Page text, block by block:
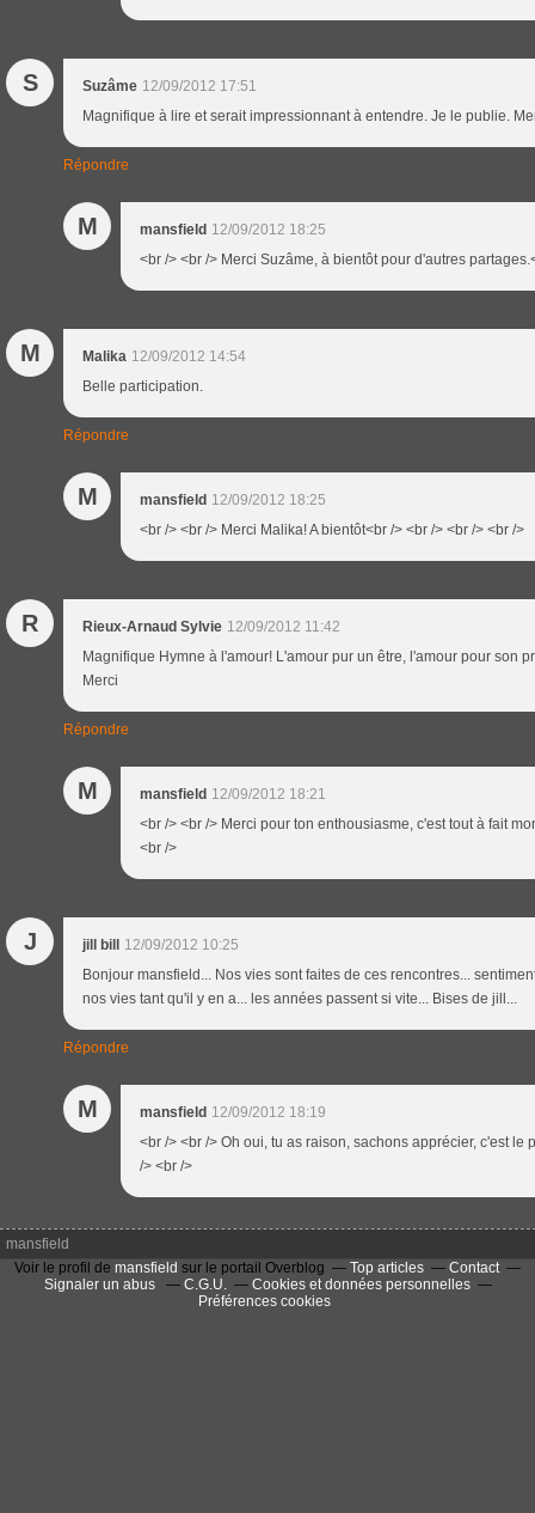
S Suzâme 12/09/2012 17:51
Magnifique à lire et serait impressionnant à entendre. Je le publie.
Répondre
M mansfield 12/09/2012 18:25
<br /> <br /> Merci Suzâme, à bientôt pour d'autres
M Malika 12/09/2012 14:54
Belle participation.
Répondre
M mansfield 12/09/2012 18:25
<br /> <br /> Merci Malika! A bientôt<br /> <br /> <br /> <br />
R Rieux-Arnaud Sylvie 12/09/2012 11:42
Magnifique Hymne à l'amour! L'amour pur un être, l'amour pour son
Merci
Répondre
M mansfield 12/09/2012 18:21
<br /> <br /> Merci pour ton enthousiasme, c'est tout à fait
<br />
J jill bill
12/09/2012 10:25
Bonjour mansfield... Nos vies sont faites de ces rencontres...
nos vies tant qu'il y en a... les années passent si vite... Bises de jill...
Répondre
M mansfield 12/09/2012 18:19
<br /> <br /> Oh oui, tu as raison, sachons apprécier, c'est le
/> <br />
mansfield
Voir le profil de mansfield sur le portail Overblog Top articles
Contact
Signaler un abus
C.G.U.
Cookies et données personnelles
Préférences cookies